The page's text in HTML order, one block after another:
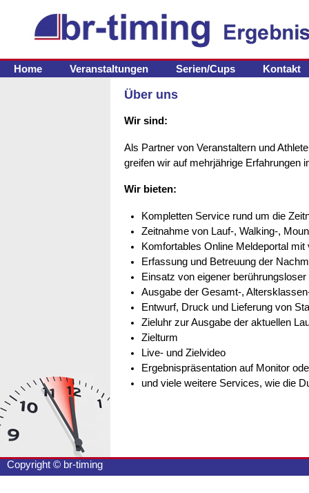
Home Veranstaltungen Serien/Cups Kontakt
Über uns
Wir sind:
Als Partner von Veranstaltern und
greifen wir auf mehrjährige Erfahrungen
Wir bieten:
Kompletten Service rund um die
Zeitnahme von Lauf-, Walking-,
Komfortables Online Meldeportal
Erfassung und Betreuung der
Einsatz von eigener
Ausgabe der Gesamt-,
Entwurf, Druck und Lieferung von
Zieluhr zur Ausgabe der aktuellen
Zielturm
Live- und Zielvideo
Ergebnispräsentation auf Monitor
und viele weitere Services, wie die
Copyright © br-timing